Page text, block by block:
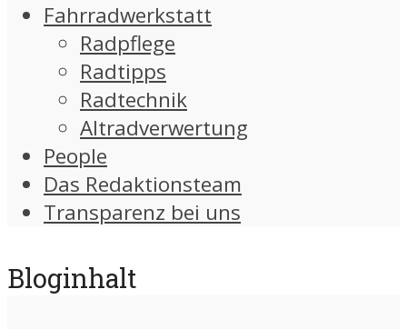
Fahrradwerkstatt
Radpflege
Radtipps
Radtechnik
Altradverwertung
People
Das Redaktionsteam
Transparenz bei uns
Bloginhalt